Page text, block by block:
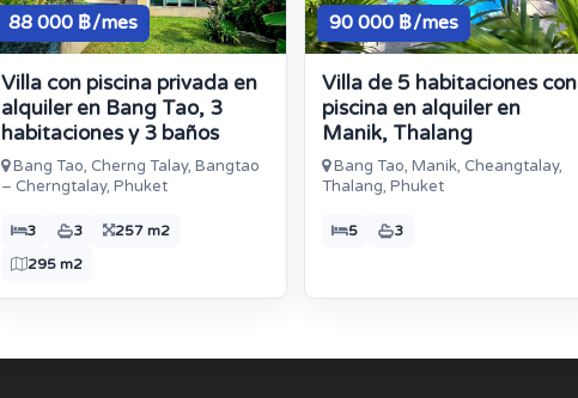
88 000 ฿/mes
Villa con piscina privada en
alquiler en Bang Tao, 3
habitaciones y 3 baños
Bang Tao, Cherng Talay, Bangtao
– Cherngtalay, Phuket
3 3
257 m2
295 m2
90 000 ฿/mes
Villa de 5 habitaciones con
piscina en alquiler en
Manik, Thalang
Bang Tao, Manik, Cheangtalay,
Thalang, Phuket
5 3